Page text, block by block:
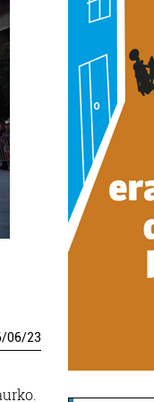
/06/23